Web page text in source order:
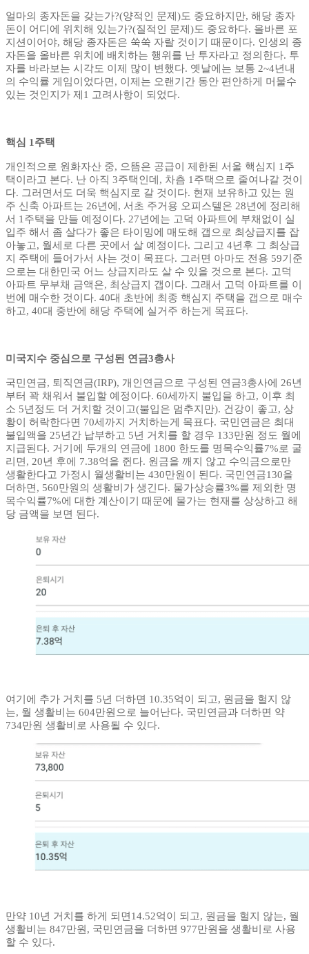
얼마의 종자돈을 갖는가?(양적인 문제)도 중요하지만, 해당 종자
돈이 어디에 위치해 있는가?(질적인 문제)도 중요하다. 올바른 포
지션이어야, 해당 종자돈은 쑥쑥 자랄 것이기 때문이다. 인생의 종
자돈을 올바른 위치에 배치하는 행위를 난 투자라고 정의한다. 투
자를 바라보는 시각도 이제 많이 변했다. 옛날에는 보통 2~4년내
의 수익률 게임이었다면, 이제는 오랜기간 동안 편안하게 머물수
있는 것인지가 제1 고려사항이 되었다.
핵심 1주택
개인적으로 원화자산 중, 으뜸은 공급이 제한된 서울 핵심지 1주
택이라고 본다. 난 아직 3주택인데, 차츰 1주택으로 줄여나갈 것이
다. 그러면서도 더욱 핵심지로 갈 것이다. 현재 보유하고 있는 원
주 신축 아파트는 26년에, 서초 주거용 오피스텔은 28년에 정리해
서 1주택을 만들 예정이다. 27년에는 고덕 아파트에 부채없이 실
입주 해서 좀 살다가 좋은 타이밍에 매도해 갭으로 최상급지를 잡
아놓고, 월세로 다른 곳에서 살 예정이다. 그리고 4년후 그 최상급
지 주택에 들어가서 사는 것이 목표다. 그러면 아마도 전용 59기준
으로는 대한민국 어느 상급지라도 살 수 있을 것으로 본다. 고덕
아파트 무부채 금액은, 최상급지 갭이다. 그래서 고덕 아파트를 이
번에 매수한 것이다. 40대 초반에 최종 핵심지 주택을 갭으로 매수
하고, 40대 중반에 해당 주택에 실거주 하는게 목표다.
미국지수 중심으로 구성된 연금3총사
국민연금, 퇴직연금(IRP), 개인연금으로 구성된 연금3총사에 26년
부터 꽉 채워서 불입할 예정이다. 60세까지 불입을 하고, 이후 최
소 5년정도 더 거치할 것이고(불입은 멈추지만). 건강이 좋고, 상
황이 허락한다면 70세까지 거치하는게 목표다. 국민연금은 최대
불입액을 25년간 납부하고 5년 거치를 할 경우 133만원 정도 월에
지급된다. 거기에 두개의 연금에 1800 한도를 명목수익률7%로 굴
리면, 20년 후에 7.38억을 쥔다. 원금을 깨지 않고 수익금으로만
생활한다고 가정시 월생활비는 430만원이 된다. 국민연금130을
더하면, 560만원의 생활비가 생긴다. 물가상승률3%를 제외한 명
목수익률7%에 대한 계산이기 때문에 물가는 현재를 상상하고 해
당 금액을 보면 된다.
여기에 추가 거치를 5년 더하면 10.35억이 되고, 원금을 헐지 않
는, 월 생활비는 604만원으로 늘어난다. 국민연금과 더하면 약
734만원 생활비로 사용될 수 있다.
만약 10년 거치를 하게 되면14.52억이 되고, 원금을 헐지 않는, 월
생활비는 847만원, 국민연금을 더하면 977만원을 생활비로 사용
할 수 있다.